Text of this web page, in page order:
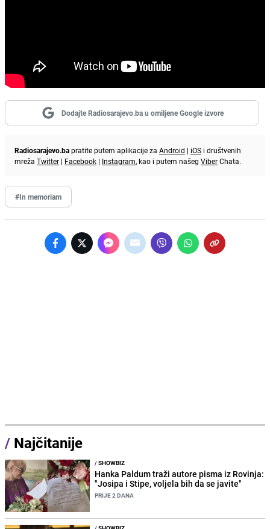
Dodajte Radiosarajevo.ba u omiljene Google izvore
Radiosarajevo.bapratite putem aplikacije za Android | iOS i društvenih
mreža Twitter | Facebook | Instagram, kao i putem našeg ViberChata.
#In memoriam
/ Najčitanije
/SHOWBIZ
Hanka Paldum traži autore pisma iz Rovinja:
"Josipa i Stipe, voljela bih da se javite"
PRIJE 2 DANA